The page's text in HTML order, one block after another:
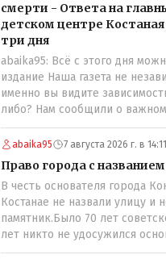
смерти - Ответа на
детском центре
три дня
abaika95: Всё с этого дня
издание Наша газета не
именно вы видите
либо? Нам сообщили о
описываемой истории. И
бы дополнительным
редакция не будет. Но мы
полную и объективную
продолжать тему. если
обстоятельства.
abaika95 7 августа 2026 г. в 14:11
Право города с
В честь основателя города
Костанае не назвали улицу и
памятник.Было 70 лет
лет никто не удосужился
назвать? Не комильфо было